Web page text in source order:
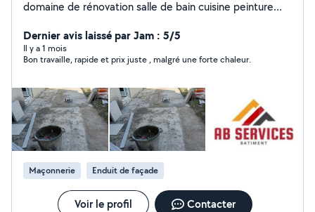
domaine de rénovation salle de bain cuisine peinture
Dernier avis laissé par Jam : 5/5
Il y a 1 mois
Bon travaille, rapide et prix juste , malgré une forte chaleur.
Maçonnerie Enduit de façade
Voir le profil Contacter